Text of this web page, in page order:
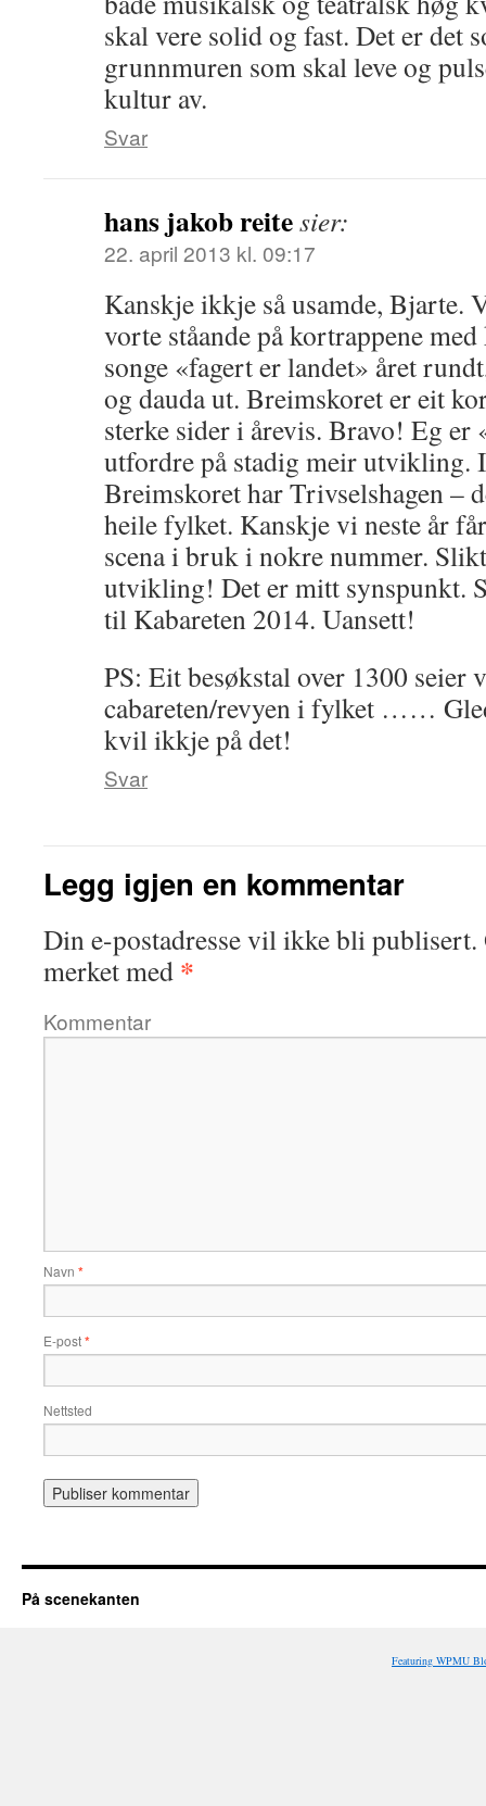
skal vere solid og fast. Det er det
grunnmuren som skal leve og
kultur av.
Svar
hans jakob reitesier:
22. april 2013 kl. 09:17
Kanskje ikkje så usamde, Bjarte.
vorte ståande på kortrappene
songe «fagert er landet» året
og dauda ut. Breimskoret er eit
sterke sider i årevis. Bravo! Eg
utfordre på stadig meir utvikling.
Breimskoret har Trivselshagen –
heile fylket. Kanskje vi neste år
scena i bruk i nokre nummer.
utvikling! Det er mitt synspunkt.
til Kabareten 2014. Uansett!
PS: Eit besøkstal over 1300 seier
cabareten/revyen i fylket ……
kvil ikkje på det!
Svar
Legg igjen en kommentar
Din e-postadresse vil ikke bli publisert.
merket med *
Kommentar
Navn *
E-post*
Nettsted
På scenekanten
Featuring WPMU